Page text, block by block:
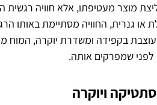
מוצר מעטיפתו, אלא חוויה רגשית
גנרית, החוויה מסתיימת באותו
בקפידה ומשדרת יוקרה, המוח
שמפרקים אותה.
ויוקרה